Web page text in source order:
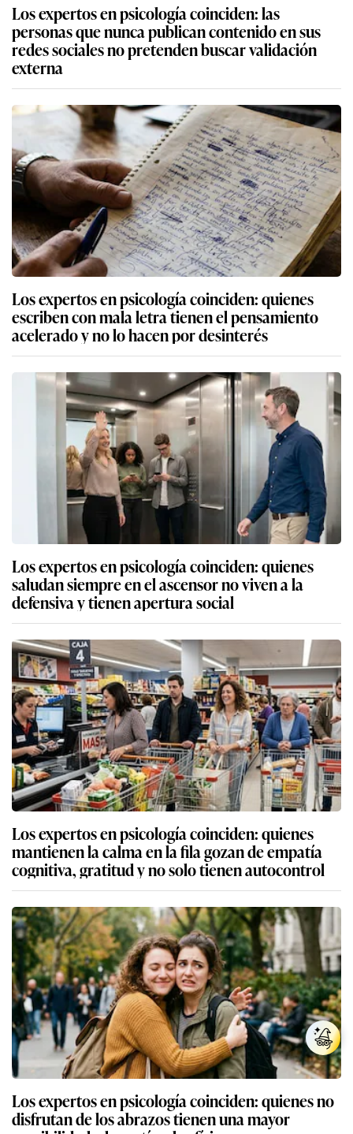
Los expertos en psicología coinciden: las
personas que nunca publican contenido en sus
redes sociales no pretenden buscar validación
externa
Los expertos en psicología coinciden: quienes
escriben con mala letra tienen el pensamiento
acelerado y no lo hacen por desinterés
Los expertos en psicología coinciden: quienes
saludan siempre en el ascensor no viven a la
defensiva y tienen apertura social
Los expertos en psicología coinciden: quienes
mantienen la calma en la fila gozan de empatía
cognitiva, gratitud y no solo tienen autocontrol
Los expertos en psicología coinciden: quienes no
disfrutan de los abrazos tienen una mayor